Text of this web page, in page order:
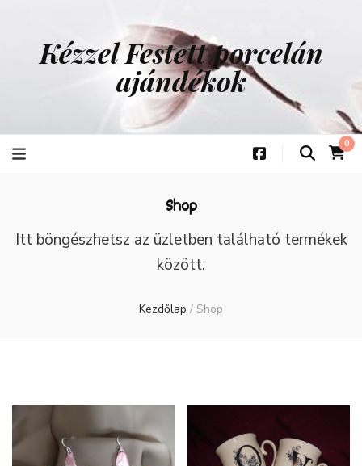
Kézzel Festett porcelán
ajándékok
0
Shop
Itt böngészhetsz az üzletben található termékek
között.
Kezdőlap / Shop